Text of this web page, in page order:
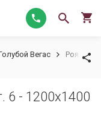
Вегас Роялвуд
6 - 1200х1400